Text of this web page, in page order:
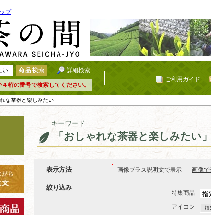
プ
詳細検索
桁の番号で検索してください。
ご利用ガイド
な茶器と楽しみたい
キーワード
「おしゃれな茶器と楽しみたい
表示方法 画像プラス説明文で表示 画像で
絞り込み
特集商品
アイコン